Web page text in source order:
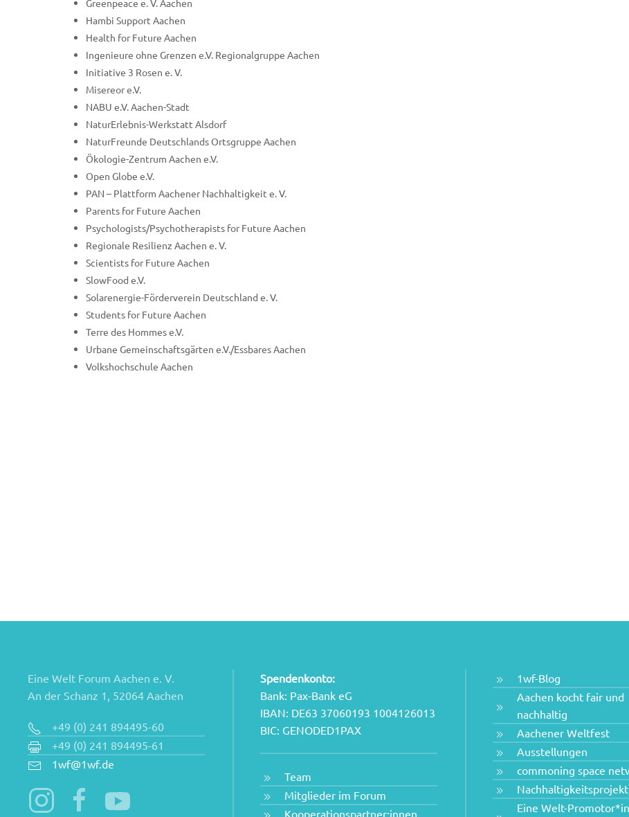
Greenpeace e. V. Aachen
Hambi Support Aachen
Health for Future Aachen
Ingenieure ohne Grenzen e.V. Regionalgruppe Aachen
Initiative 3 Rosen e. V.
Misereor e.V.
NABU e.V. Aachen-Stadt
NaturErlebnis-Werkstatt Alsdorf
NaturFreunde Deutschlands Ortsgruppe Aachen
Ökologie-Zentrum Aachen e.V.
Open Globe e.V.
PAN – Plattform Aachener Nachhaltigkeit e. V.
Parents for Future Aachen
Psychologists/Psychotherapists for Future Aachen
Regionale Resilienz Aachen e. V.
Scientists for Future Aachen
SlowFood e.V.
Solarenergie-Förderverein Deutschland e. V.
Students for Future Aachen
Terre des Hommes e.V.
Urbane Gemeinschaftsgärten e.V./Essbares Aachen
Volkshochschule Aachen
Eine Welt Forum Aachen e. V.
An der Schanz 1, 52064 Aachen
+49 (0) 241 894495-60
+49 (0) 241 894495-61
1wf@1wf.de
Spendenkonto:
Bank: Pax-Bank eG
IBAN: DE63 37060193 1004126013
BIC: GENODED1PAX
Team
Mitglieder im Forum
Kooperationspartner:innen
1wf-Blog
Aachen kocht fair und
nachhaltig
Aachener Weltfest
Ausstellungen
commoning space
Nachhaltigkeitsprojekt
Eine Welt-